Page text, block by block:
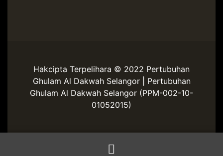
Hakcipta Terpelihara © 2022 Pertubuhan
Ghulam Al Dakwah Selangor | Pertubuhan
Ghulam Al Dakwah Selangor (PPM-002-10-
01052015)